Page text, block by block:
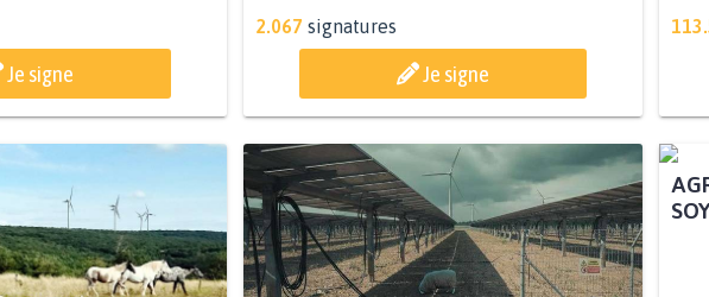
Je signe
2.067 signatures
Je signe